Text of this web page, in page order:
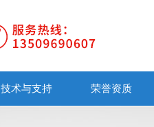
技术与支持 荣誉资质